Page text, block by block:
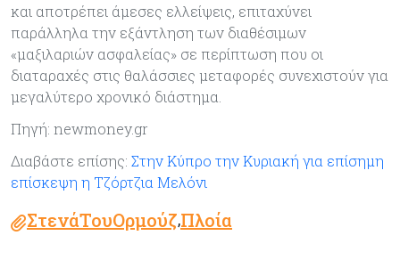
και αποτρέπει άμεσες ελλείψεις, επιταχύνει
παράλληλα την εξάντληση των διαθέσιμων
«μαξιλαριών ασφαλείας» σε περίπτωση που οι
διαταραχές στις θαλάσσιες μεταφορές συνεχιστούν για
μεγαλύτερο χρονικό διάστημα.
Πηγή: newmoney.gr
Διαβάστε επίσης: Στην Κύπρο την Κυριακή για επίσημη
επίσκεψη η Τζόρτζια Μελόνι
ΣτενάΤουΟρμούζ,Πλοία